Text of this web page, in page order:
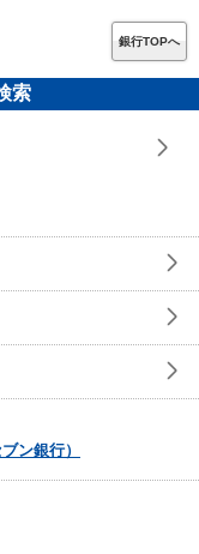
銀行TOPへ
索
ン銀行）